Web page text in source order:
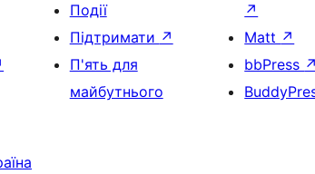
Події
Підтримати ↗
П'ять для
майбутнього
↗
Matt ↗
bbPress ↗